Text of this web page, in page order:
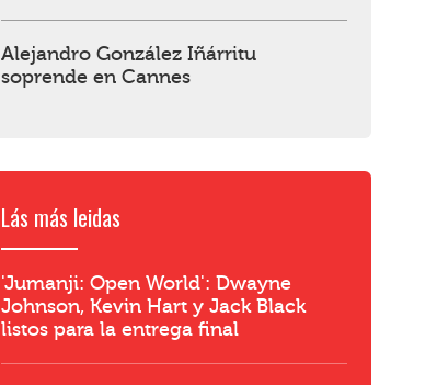
Alejandro González Iñárritu
soprende en Cannes
Lás más leidas
'Jumanji: Open World': Dwayne
Johnson, Kevin Hart y Jack Black
listos para la entrega final